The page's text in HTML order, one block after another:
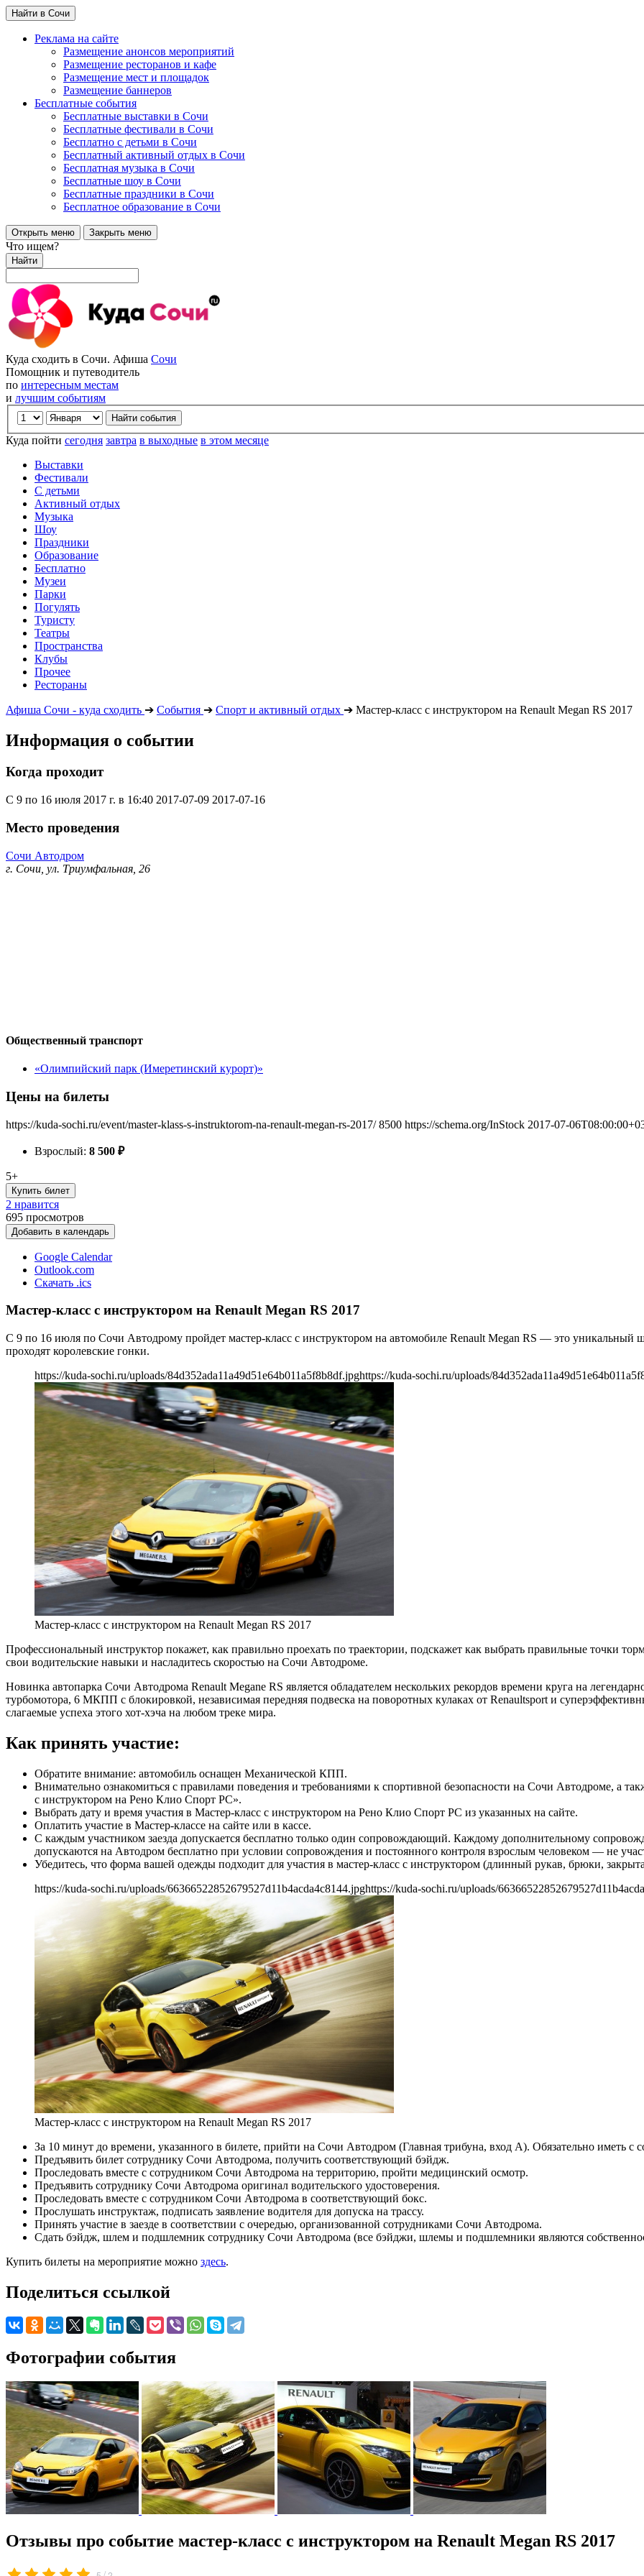
Найти в Сочи
Реклама на сайте
Размещение анонсов мероприятий
Размещение ресторанов и кафе
Размещение мест и площадок
Размещение баннеров
Бесплатные события
Бесплатные выставки в Сочи
Бесплатные фестивали в Сочи
Бесплатно с детьми в Сочи
Бесплатный активный отдых в Сочи
Бесплатная музыка в Сочи
Бесплатные шоу в Сочи
Бесплатные праздники в Сочи
Бесплатное образование в Сочи
Открыть меню Закрыть меню
Что ищем?
Найти
Куда сходить в Сочи. Афиша Сочи
Помощник и путеводитель
по интересным местам
и лучшим событиям
Куда пойти сегодня завтра в выходные в этом месяце
Выставки
Фестивали
С детьми
Активный отдых
Музыка
Шоу
Праздники
Образование
Бесплатно
Музеи
Парки
Погулять
Туристу
Театры
Пространства
Клубы
Прочее
Рестораны
Афиша Сочи - куда сходить ➔ События ➔ Спорт и активный отдых ➔ Мастер-класс с инструктором на Renault Megan RS 2017
Информация о событии
Когда проходит
С 9 по 16 июля 2017 г. в 16:40 2017-07-09 2017-07-16
Место проведения
Сочи Автодром
г​. Сочи, ул​. Триумфальная, 26
Общественный транспорт
«Олимпийский парк (Имеретинский курорт)»
Цены на билеты
https://kuda-sochi.ru/event/master-klass-s-instruktorom-na-renault-megan-rs-2017/ 8500 https://schema.org/InStock 2017-07-
Взрослый: 8 500 ₽
5+
Купить билет
2 нравится
695 просмотров
Добавить в календарь
Google Calendar
Outlook.com
Скачать .ics
Мастер-класс с инструктором на Renault Megan RS 2017
С 9 по 16 июля по Сочи Автодрому пройдет мастер-класс с инструктором на автомобиле Renault Megan RS — это уникальный
проходят королевские гонки.
https://kuda-sochi.ru/uploads/84d352ada11a49d51e64b011a5f8b8df.jpghttps://kuda-sochi.ru/uploads/
Мастер-класс с инструктором на Renault Megan RS 2017
Профессиональный инструктор покажет, как правильно проехать по траектории, подскажет как выбрать правильные точки
свои водительские навыки и насладитесь скоростью на Сочи Автодроме.
Новинка автопарка Сочи Автодрома Renault Megane RS является обладателем нескольких рекордов времени круга на
турбомотора, 6 МКПП с блокировкой, независимая передняя подвеска на поворотных кулаках от Renaultsport и
слагаемые успеха этого хот-хэча на любом треке мира.
Как принять участие:
Обратите внимание: автомобиль оснащен Механической КПП.
Внимательно ознакомиться с правилами поведения и требованиями к спортивной безопасности на Сочи Автодроме, а
с инструктором на Рено Клио Спорт РС».
Выбрать дату и время участия в Мастер-класс с инструктором на Рено Клио Спорт РС из указанных на сайте.
Оплатить участие в Мастер-классе на сайте или в кассе.
С каждым участником заезда допускается бесплатно только один сопровождающий. Каждому дополнительному
допускаются на Автодром бесплатно при условии сопровождения и постоянного контроля взрослым человеком — не
Убедитесь, что форма вашей одежды подходит для участия в мастер-класс с инструктором (длинный рукав, брюки,
https://kuda-sochi.ru/uploads/66366522852679527d11b4acda4c8144.jpghttps://kuda-sochi.ru/uploads/
Мастер-класс с инструктором на Renault Megan RS 2017
За 10 минут до времени, указанного в билете, прийти на Сочи Автодром (Главная трибуна, вход А). Обязательно иметь с
Предъявить билет сотруднику Сочи Автодрома, получить соответствующий бэйдж.
Проследовать вместе с сотрудником Сочи Автодрома на территорию, пройти медицинский осмотр.
Предъявить сотруднику Сочи Автодрома оригинал водительского удостоверения.
Проследовать вместе с сотрудником Сочи Автодрома в соответствующий бокс.
Прослушать инструктаж, подписать заявление водителя для допуска на трассу.
Принять участие в заезде в соответствии с очередью, организованной сотрудниками Сочи Автодрома.
Сдать бэйдж, шлем и подшлемник сотруднику Сочи Автодрома (все бэйджи, шлемы и подшлемники являются
Купить билеты на мероприятие можно здесь.
Поделиться ссылкой
Фотографии события
Отзывы про событие мастер-класс с инструктором на Renault Megan RS 2017